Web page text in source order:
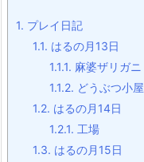
1. プレイ日記
1.1. はるの月13日
1.1.1. 麻婆ザリガニ
1.1.2. どうぶつ小屋
1.2. はるの月14日
1.2.1. 工場
1.3. はるの月15日